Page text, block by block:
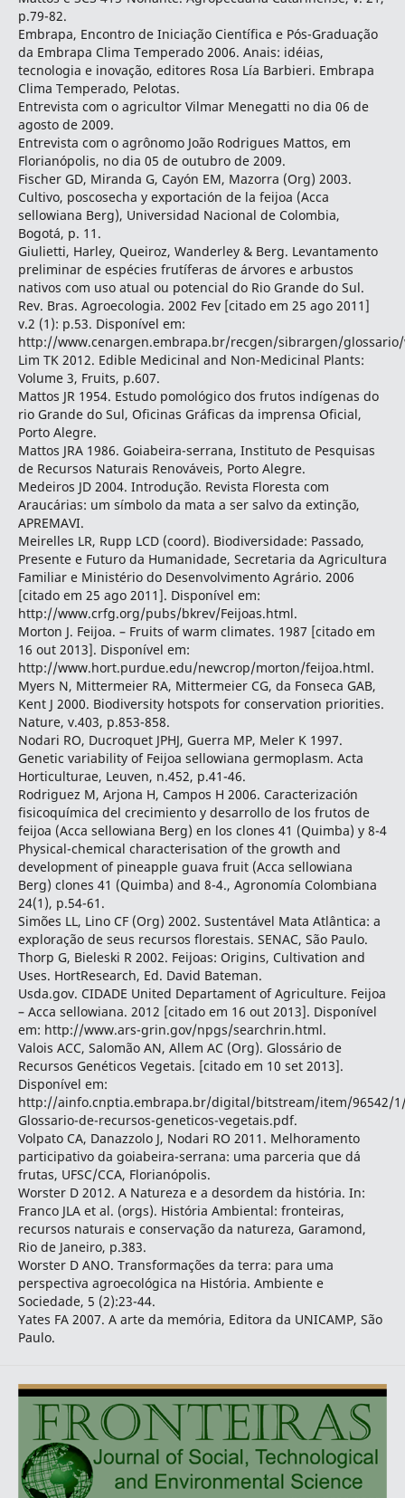
p.79-82.
Embrapa, Encontro de Iniciação Científica e Pós-Graduação
da Embrapa Clima Temperado 2006. Anais: idéias,
tecnologia e inovação, editores Rosa Lía Barbieri. Embrapa
Clima Temperado, Pelotas.
Entrevista com o agricultor Vilmar Menegatti no dia 06 de
agosto de 2009.
Entrevista com o agrônomo João Rodrigues Mattos, em
Florianópolis, no dia 05 de outubro de 2009.
Fischer GD, Miranda G, Cayón EM, Mazorra (Org) 2003.
Cultivo, poscosecha y exportación de la feijoa (Acca
sellowiana Berg), Universidad Nacional de Colombia,
Bogotá, p. 11.
Giulietti, Harley, Queiroz, Wanderley & Berg. Levantamento
preliminar de espécies frutíferas de árvores e arbustos
nativos com uso atual ou potencial do Rio Grande do Sul.
Rev. Bras. Agroecologia. 2002 Fev [citado em 25 ago 2011]
v.2 (1): p.53. Disponível em:
http://www.cenargen.embrapa.br/recgen/sibrargen/
Lim TK 2012. Edible Medicinal and Non-Medicinal Plants:
Volume 3, Fruits, p.607.
Mattos JR 1954. Estudo pomológico dos frutos indígenas do
rio Grande do Sul, Oficinas Gráficas da imprensa Oficial,
Porto Alegre.
Mattos JRA 1986. Goiabeira-serrana, Instituto de Pesquisas
de Recursos Naturais Renováveis, Porto Alegre.
Medeiros JD 2004. Introdução. Revista Floresta com
Araucárias: um símbolo da mata a ser salvo da extinção,
APREMAVI.
Meirelles LR, Rupp LCD (coord). Biodiversidade: Passado,
Presente e Futuro da Humanidade, Secretaria da Agricultura
Familiar e Ministério do Desenvolvimento Agrário. 2006
[citado em 25 ago 2011]. Disponível em:
http://www.crfg.org/pubs/bkrev/Feijoas.html.
Morton J. Feijoa. – Fruits of warm climates. 1987 [citado em
16 out 2013]. Disponível em:
http://www.hort.purdue.edu/newcrop/morton/feijoa.html.
Myers N, Mittermeier RA, Mittermeier CG, da Fonseca GAB,
Kent J 2000. Biodiversity hotspots for conservation priorities.
Nature, v.403, p.853-858.
Nodari RO, Ducroquet JPHJ, Guerra MP, Meler K 1997.
Genetic variability of Feijoa sellowiana germoplasm. Acta
Horticulturae, Leuven, n.452, p.41-46.
Rodriguez M, Arjona H, Campos H 2006. Caracterización
fisicoquímica del crecimiento y desarrollo de los frutos de
feijoa (Acca sellowiana Berg) en los clones 41 (Quimba) y 8-4
Physical-chemical characterisation of the growth and
development of pineapple guava fruit (Acca sellowiana
Berg) clones 41 (Quimba) and 8-4., Agronomía Colombiana
24(1), p.54-61.
Simões LL, Lino CF (Org) 2002. Sustentável Mata Atlântica: a
exploração de seus recursos florestais. SENAC, São Paulo.
Thorp G, Bieleski R 2002. Feijoas: Origins, Cultivation and
Uses. HortResearch, Ed. David Bateman.
Usda.gov. CIDADE United Departament of Agriculture. Feijoa
– Acca sellowiana. 2012 [citado em 16 out 2013]. Disponível
em: http://www.ars-grin.gov/npgs/searchrin.html.
Valois ACC, Salomão AN, Allem AC (Org). Glossário de
Recursos Genéticos Vegetais. [citado em 10 set 2013].
Disponível em:
http://ainfo.cnptia.embrapa.br/digital/bitstream/item/96542/
Glossario-de-recursos-geneticos-vegetais.pdf.
Volpato CA, Danazzolo J, Nodari RO 2011. Melhoramento
participativo da goiabeira-serrana: uma parceria que dá
frutas, UFSC/CCA, Florianópolis.
Worster D 2012. A Natureza e a desordem da história. In:
Franco JLA et al. (orgs). História Ambiental: fronteiras,
recursos naturais e conservação da natureza, Garamond,
Rio de Janeiro, p.383.
Worster D ANO. Transformações da terra: para uma
perspectiva agroecológica na História. Ambiente e
Sociedade, 5 (2):23-44.
Yates FA 2007. A arte da memória, Editora da UNICAMP, São
Paulo.